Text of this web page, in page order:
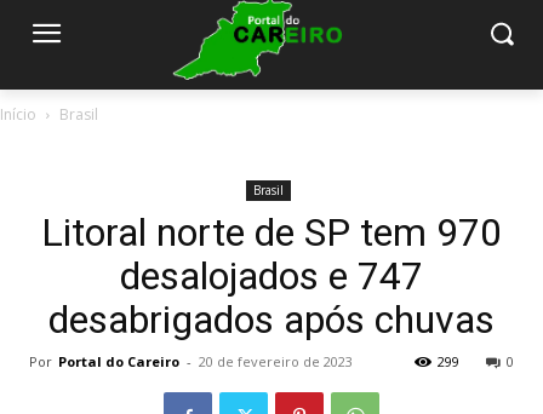
Início Brasil
Brasil
Litoral norte de SP tem 970
desalojados e 747
desabrigados após chuvas
Por Portal do Careiro - 20 de fevereiro de 2023 0
299